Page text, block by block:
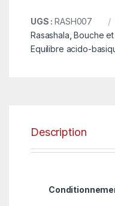
UGS :RASH007
Rasashala ,Bouche
Equilibre acido-
Description